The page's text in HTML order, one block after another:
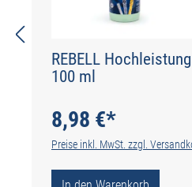
REBELL
100 ml
8,98 €*
Preise inkl. MwSt. zzgl.